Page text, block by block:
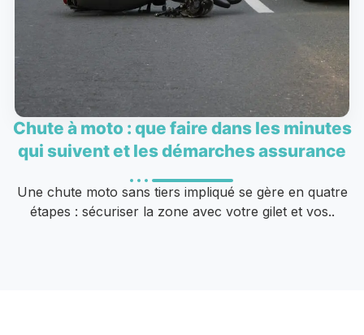
Chute à moto : que faire dans les minutes
qui suivent et les démarches assurance
Une chute moto sans tiers impliqué se gère en quatre
étapes : sécuriser la zone avec votre gilet et vos..